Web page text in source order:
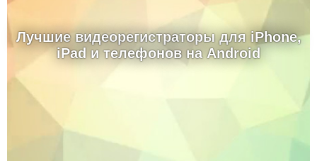
Лучшие видеорегистраторы для iPhone,
iPad и телефонов на Android